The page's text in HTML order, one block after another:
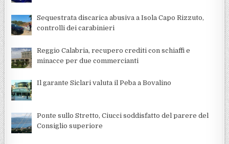
Sequestrata discarica abusiva a Isola Capo Rizzuto,
controlli dei carabinieri
Reggio Calabria, recupero crediti con schiaffi e
minacce per due commercianti
Il garante Siclari valuta il Peba a Bovalino
Ponte sullo Stretto, Ciucci soddisfatto del parere del
Consiglio superiore